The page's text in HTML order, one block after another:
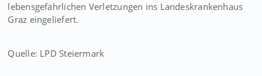
lebensgefährlichen Verletzungen ins Landeskrankenhaus
Graz eingeliefert.
Quelle: LPD Steiermark